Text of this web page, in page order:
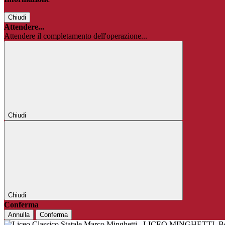
Chiudi
Attendere...
Attendere il completamento dell'operazione...
Chiudi
Chiudi
Conferma
Annulla Conferma